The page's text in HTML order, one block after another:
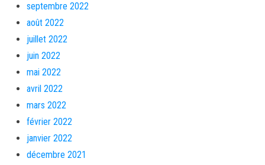
septembre 2022
août 2022
juillet 2022
juin 2022
mai 2022
avril 2022
mars 2022
février 2022
janvier 2022
décembre 2021